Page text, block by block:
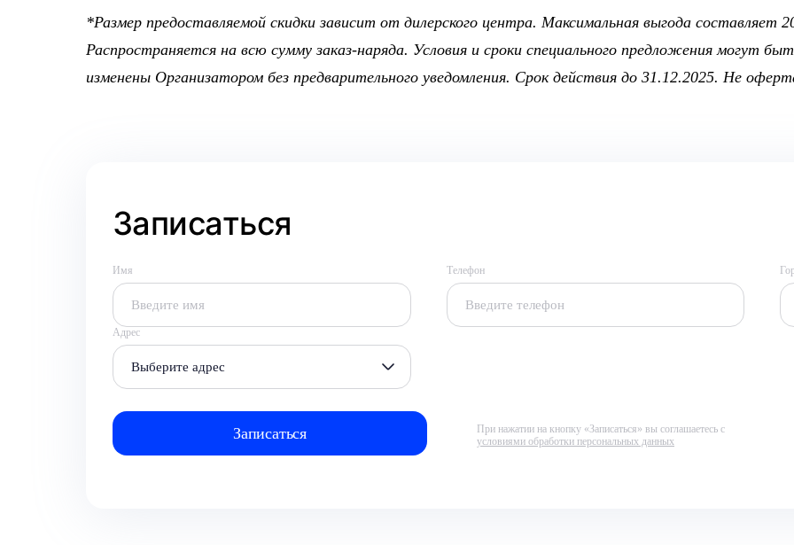
*Размер предоставляемой скидки зависит от дилерского центра. Максимальная выгода составляет
Распространяется на всю сумму заказ-наряда. Условия и сроки специального предложения могут
изменены Организатором без предварительного уведомления. Срок действия до 31.12.2025. Не
Записаться
Имя Телефон
Адрес
Выберите адрес
При нажатии на кнопку «Записаться» вы соглашаетесь с
условиями обработки персональных данных